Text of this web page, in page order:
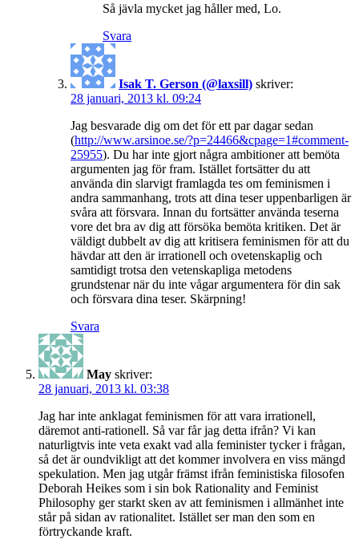
Så jävla mycket jag håller med, Lo.
Svara
Isak T. Gerson (@laxsill) skriver:
28 januari, 2013 kl. 09:24
Jag besvarade dig om det för ett par dagar sedan
(http://www.arsinoe.se/?p=24466&cpage=1#comment-
25955). Du har inte gjort några ambitioner att bemöta
argumenten jag för fram. Istället fortsätter du att
använda din slarvigt framlagda tes om feminismen i
andra sammanhang, trots att dina teser uppenbarligen är
svåra att försvara. Innan du fortsätter använda teserna
vore det bra av dig att försöka bemöta kritiken. Det är
väldigt dubbelt av dig att kritisera feminismen för att du
hävdar att den är irrationell och ovetenskaplig och
samtidigt trotsa den vetenskapliga metodens
grundstenar när du inte vågar argumentera för din sak
och försvara dina teser. Skärpning!
Svara
May skriver:
28 januari, 2013 kl. 03:38
Jag har inte anklagat feminismen för att vara irrationell,
däremot anti-rationell. Så var får jag detta ifrån? Vi kan
naturligtvis inte veta exakt vad alla feminister tycker i frågan,
så det är oundvikligt att det kommer involvera en viss mängd
spekulation. Men jag utgår främst ifrån feministiska filosofen
Deborah Heikes som i sin bok Rationality and Feminist
Philosophy ger starkt sken av att feminismen i allmänhet inte
står på sidan av rationalitet. Istället ser man den som en
förtryckande kraft.